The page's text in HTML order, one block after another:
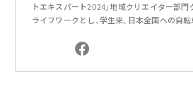
トエキスパート2024」地域クリエイター部
ライフワークとし、学生来、日本全国への自